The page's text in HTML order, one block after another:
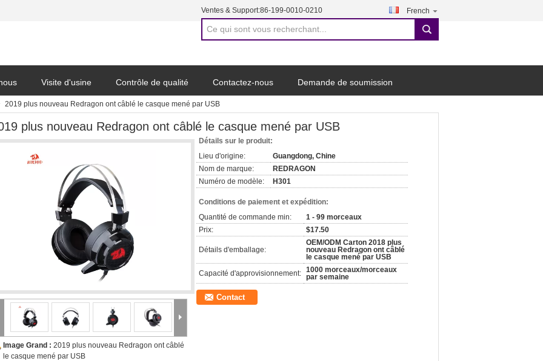
Ventes & Support:86-199-0010-0210 French
search
Visite d'usine Contrôle de qualité Contactez-nous Demande de soumission
2019 plus nouveau Redragon ont câblé le casque mené par USB
plus nouveau Redragon ont câblé le casque mené par USB
Image Grand : 2019 plus nouveau Redragon ont câblé
le casque mené par USB
Détails sur le produit:
Lieu d'origine:
Guangdong, Chine
Nom de marque:
REDRAGON
Numéro de modèle:
H301
Conditions de paiement et expédition:
Quantité de commande min:
1 - 99 morceaux
Prix:
$17.50
Détails d'emballage:
OEM/ODM Carton 2018 plus
nouveau Redragon ont câblé
le casque mené par USB
Capacité d'approvisionnement: 1000 morceaux/morceaux
par semaine
Contact